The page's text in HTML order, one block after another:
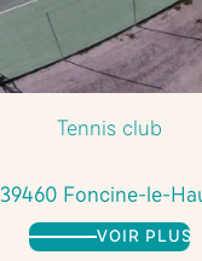
Tennis club
39460 Foncine-le-
VOIR PLUS